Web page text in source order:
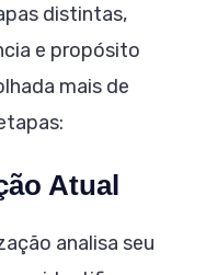
distintas,
e propósito
mais de
Atual
analisa seu